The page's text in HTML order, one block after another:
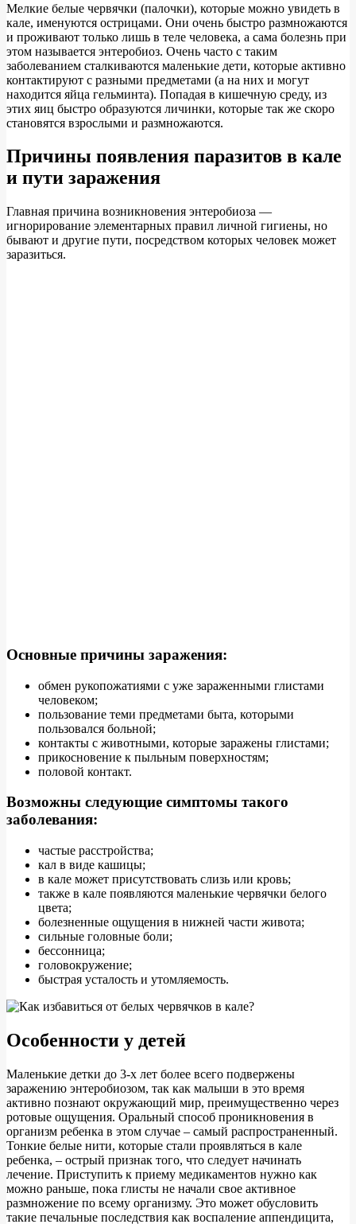
Мелкие белые червячки (палочки), которые можно увидеть в
кале, именуются острицами. Они очень быстро размножаются
и проживают только лишь в теле человека, а сама болезнь при
этом называется энтеробиоз. Очень часто с таким
заболеванием сталкиваются маленькие дети, которые активно
контактируют с разными предметами (а на них и могут
находится яйца гельминта). Попадая в кишечную среду, из
этих яиц быстро образуются личинки, которые так же скоро
становятся взрослыми и размножаются.
Причины появления паразитов в кале
и пути заражения
Главная причина возникновения энтеробиоза —
игнорирование элементарных правил личной гигиены, но
бывают и другие пути, посредством которых человек может
заразиться.
Основные причины заражения:
обмен рукопожатиями с уже зараженными глистами
человеком;
пользование теми предметами быта, которыми
пользовался больной;
контакты с животными, которые заражены глистами;
прикосновение к пыльным поверхностям;
половой контакт.
Возможны следующие симптомы такого
заболевания:
частые расстройства;
кал в виде кашицы;
в кале может присутствовать слизь или кровь;
также в кале появляются маленькие червячки белого
цвета;
болезненные ощущения в нижней части живота;
сильные головные боли;
бессонница;
головокружение;
быстрая усталость и утомляемость.
Особенности у детей
Маленькие детки до 3-х лет более всего подвержены
заражению энтеробиозом, так как малыши в это время
активно познают окружающий мир, преимущественно через
ротовые ощущения. Оральный способ проникновения в
организм ребенка в этом случае – самый распространенный.
Тонкие белые нити, которые стали проявляться в кале
ребенка, – острый признак того, что следует начинать
лечение. Приступить к приему медикаментов нужно как
можно раньше, пока глисты не начали свое активное
размножение по всему организму. Это может обусловить
такие печальные последствия как воспаление аппендицита,